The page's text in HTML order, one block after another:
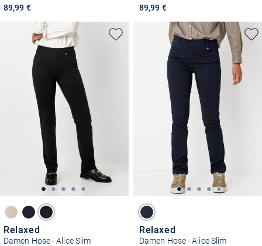
89,99 €
89,99 €
Relaxed
Damen Hose - Alice Slim
Relaxed
Damen Hose - Alice Slim